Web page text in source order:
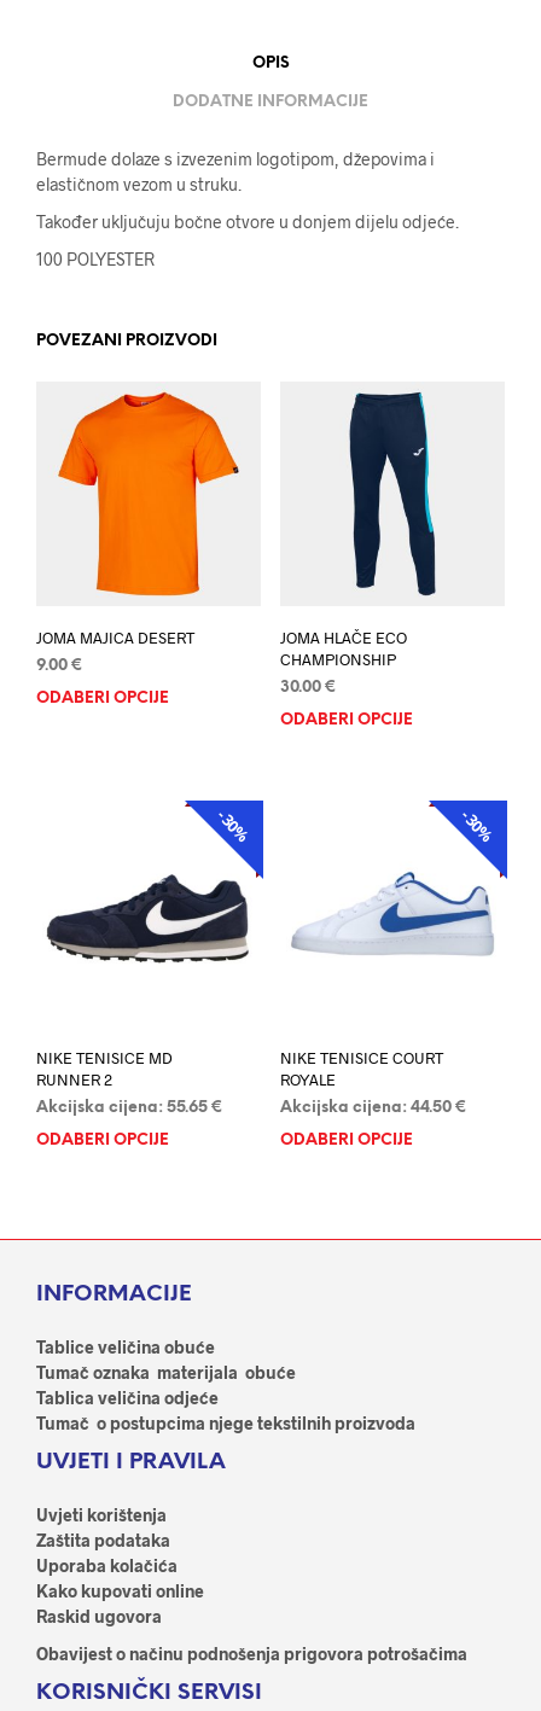
OPIS
DODATNE INFORMACIJE
Bermude dolaze s izvezenim logotipom, džepovima i
elastičnom vezom u struku.
Također uključuju bočne otvore u donjem dijelu odjeće.
100 POLYESTER
POVEZANI PROIZVODI
JOMA MAJICA DESERT
9.00 €
ODABERI OPCIJE
proizvod
varijanti.
mogu
stranici
JOMA HLAČE ECO
CHAMPIONSHIP
30.00 €
ODABERI OPCIJE
više
se
AKCIJA
-30%
NIKE TENISICE MD
RUNNER 2
Akcijska cijena: 55.65 €
ODABERI OPCIJE
Ovaj
varijanti.
na
proizvoda
AKCIJA
-30%
NIKE TENISICE COURT
ROYALE
Akcijska cijena: 44.50 €
ODABERI OPCIJE
INFORMACIJE
Tablice veličina obuće
Tumač oznaka materijala obuće
Tablica veličina odjeće
Tumač o postupcima njege tekstilnih proizvoda
UVJETI I PRAVILA
Uvjeti korištenja
Zaštita podataka
Uporaba kolačića
Kako kupovati online
Raskid ugovora
Obavijest o načinu podnošenja prigovora potrošačima
KORISNIČKI SERVISI